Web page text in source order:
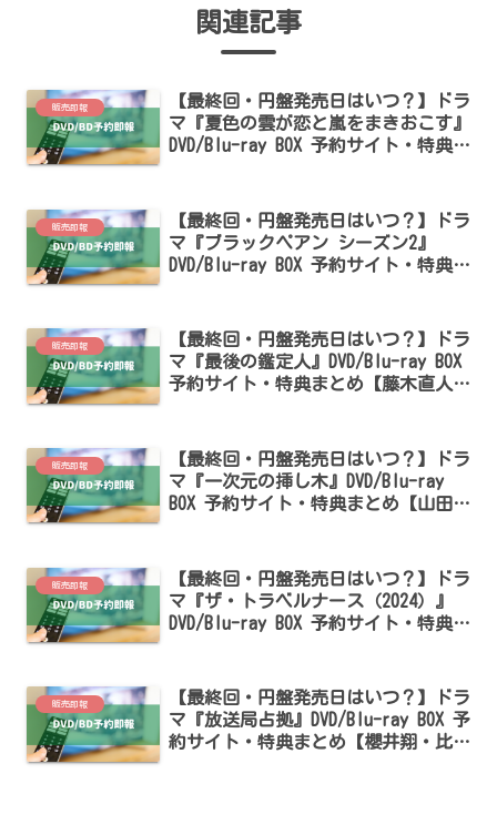
関連記事
販売即報
【最終回・円盤発売日はいつ？】ドラ
マ『夏色の雲が恋と嵐をまきおこす』
DVD/Blu-ray BOX 予約サイト・特典ま
販売即報
【最終回・円盤発売日はいつ？】ドラ
マ『ブラックペアン シーズン2』
DVD/Blu-ray BOX 予約サイト・特典ま
販売即報
【最終回・円盤発売日はいつ？】ドラ
マ『最後の鑑定人』DVD/Blu-ray BOX
予約サイト・特典まとめ【藤木直人・
販売即報
【最終回・円盤発売日はいつ？】ドラ
マ『一次元の挿し木』DVD/Blu-ray
BOX 予約サイト・特典まとめ【山田涼
販売即報
【最終回・円盤発売日はいつ？】ドラ
マ『ザ・トラベルナース（2024）』
DVD/Blu-ray BOX 予約サイト・特典ま
販売即報
【最終回・円盤発売日はいつ？】ドラ
マ『放送局占拠』DVD/Blu-ray BOX 予
約サイト・特典まとめ【櫻井翔・比嘉